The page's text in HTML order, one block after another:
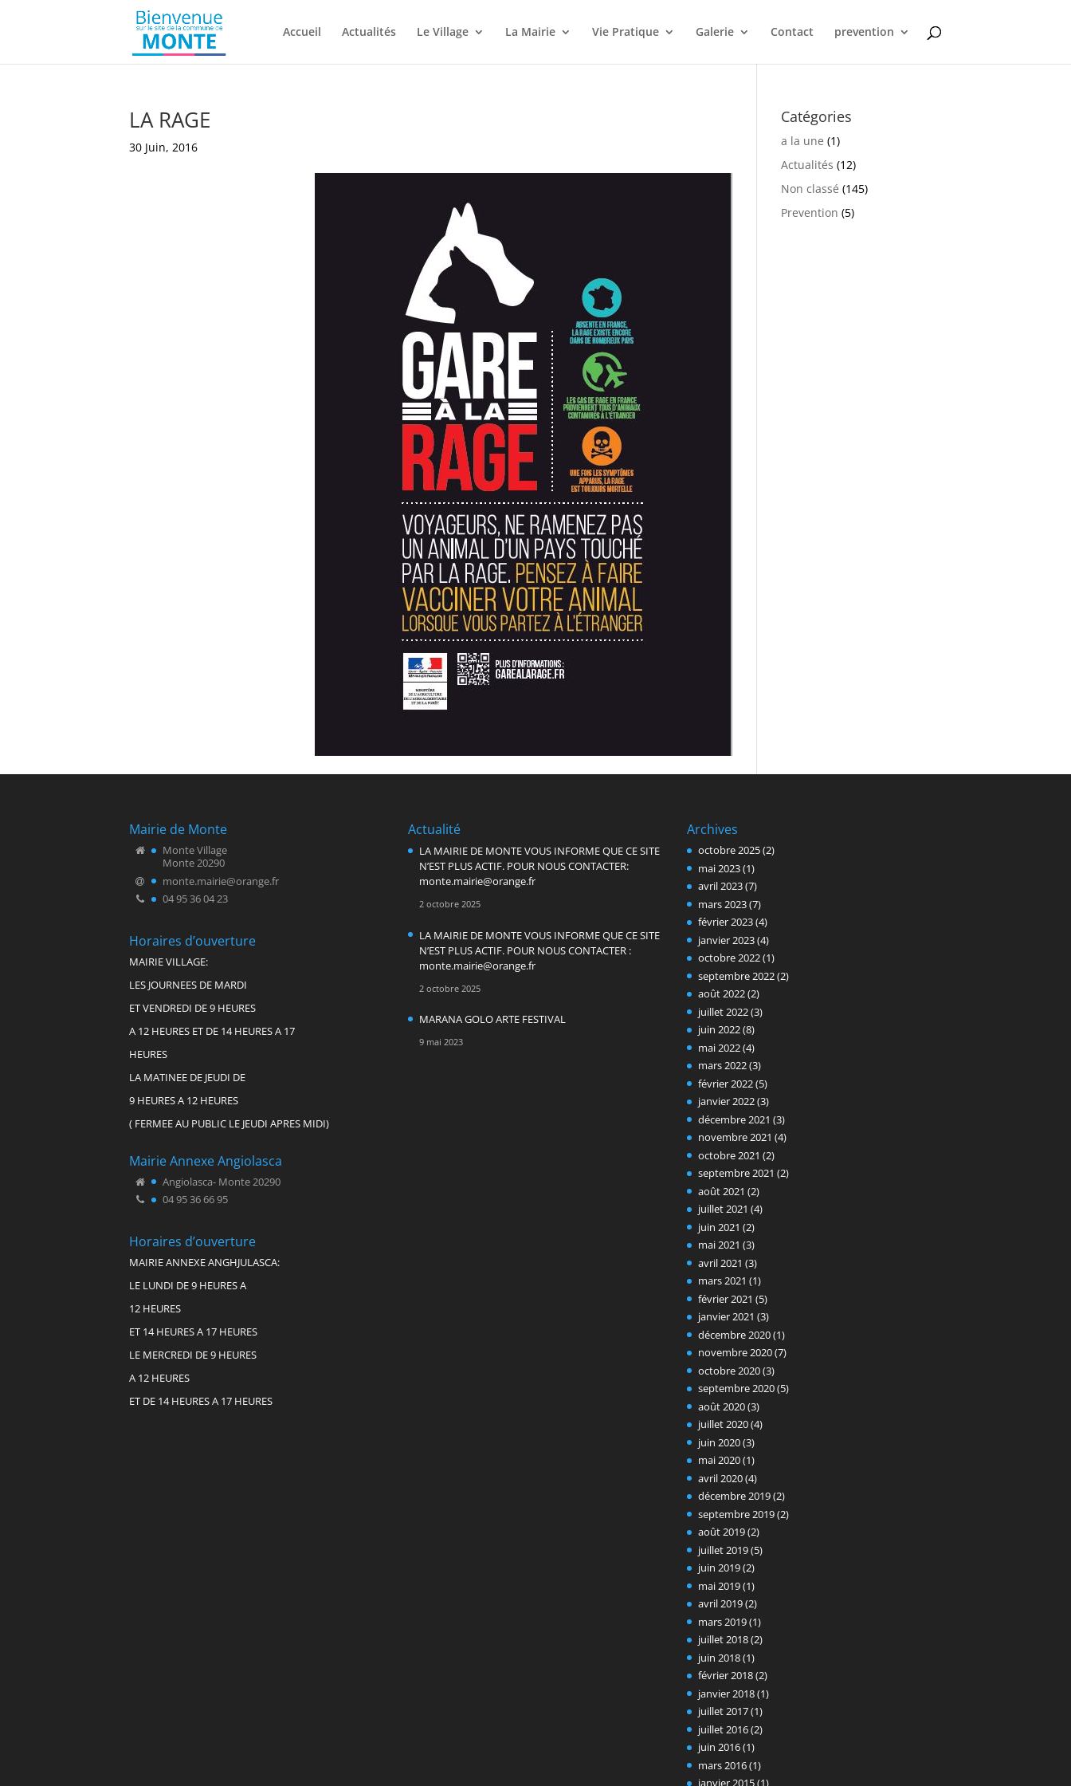
Accueil Actualités Le Village La Mairie Vie Pratique Galerie Contact prevention
LA RAGE
30 Juin, 2016
Catégories
a la une (1)
Actualités (12)
Non classé (145)
Prevention (5)
Mairie de Monte
Monte Village
Monte 20290
monte.mairie@orange.fr
04 95 36 04 23
Horaires d’ouverture
MAIRIE VILLAGE:
LES JOURNEES DE MARDI
ET VENDREDI DE 9 HEURES
A 12 HEURES ET DE 14 HEURES A 17
HEURES
LA MATINEE DE JEUDI DE
9 HEURES A 12 HEURES
( FERMEE AU PUBLIC LE JEUDI APRES MIDI)
Mairie Annexe Angiolasca
Angiolasca- Monte 20290
04 95 36 66 95
Horaires d’ouverture
MAIRIE ANNEXE ANGHJULASCA:
LE LUNDI DE 9 HEURES A
12 HEURES
ET 14 HEURES A 17 HEURES
LE MERCREDI DE 9 HEURES
A 12 HEURES
ET DE 14 HEURES A 17 HEURES
Actualité
LA MAIRIE DE MONTE VOUS INFORME QUE CE SITE
N’EST PLUS ACTIF. POUR NOUS CONTACTER:
monte.mairie@orange.fr
2 octobre 2025
LA MAIRIE DE MONTE VOUS INFORME QUE CE SITE
N’EST PLUS ACTIF. POUR NOUS CONTACTER :
monte.mairie@orange.fr
2 octobre 2025
MARANA GOLO ARTE FESTIVAL
9 mai 2023
Archives
octobre 2025(2)
mai 2023(1)
avril 2023(7)
mars 2023(7)
février 2023(4)
janvier 2023(4)
octobre 2022(1)
septembre 2022(2)
août 2022(2)
juillet 2022(3)
juin 2022(8)
mai 2022(4)
mars 2022(3)
février 2022(5)
janvier 2022(3)
décembre 2021 (3)
novembre 2021 (4)
octobre 2021 (2)
septembre 2021 (2)
août 2021 (2)
juillet 2021 (4)
juin 2021 (2)
mai 2021 (3)
avril 2021 (3)
mars 2021 (1)
février 2021 (5)
janvier 2021 (3)
décembre 2020(1)
novembre 2020(7)
octobre 2020(3)
septembre 2020(5)
août 2020(3)
juillet 2020(4)
juin 2020(3)
mai 2020(1)
avril 2020(4)
décembre 2019(2)
septembre 2019(2)
août 2019(2)
juillet 2019(5)
juin 2019(2)
mai 2019(1)
avril 2019(2)
mars 2019(1)
juillet 2018(2)
juin 2018(1)
février 2018(2)
janvier 2018(1)
juillet 2017(1)
juillet 2016(2)
juin 2016(1)
mars 2016(1)
janvier 2015(1)